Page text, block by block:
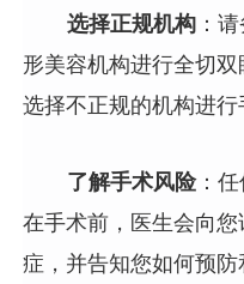
选择正规机构：
形美容机构进行全切
选择不正规的机构进行
了解手术风险：任
在手术前，医生会向
症，并告知您如何预